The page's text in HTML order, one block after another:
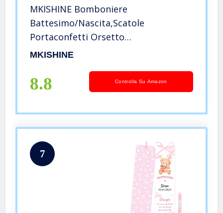
MKISHINE Bomboniere
Battesimo/Nascita,Scatole
Portaconfetti Orsetto
Maschio/Bambina,Bambino
Regalo Decorazione Confetti per
Festa Battesimo Nascita
MKISHINE
8.8 Controlla Su Amazon
7